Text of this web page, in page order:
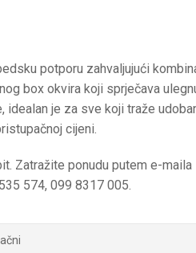
potporu zahvaljujući
box okvira koji sprječava
je za sve koji traže
cijeni.
Zatražite ponudu putem e-maila
574, 099 8317 005.